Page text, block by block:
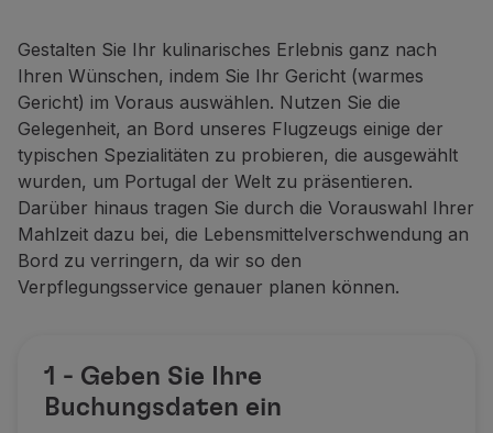
Gestalten Sie Ihr kulinarisches Erlebnis ganz nach
Ihren Wünschen, indem Sie Ihr Gericht (warmes
Gericht) im Voraus auswählen. Nutzen Sie die
Gelegenheit, an Bord unseres Flugzeugs einige der
typischen Spezialitäten zu probieren, die ausgewählt
wurden, um Portugal der Welt zu präsentieren.
Darüber hinaus tragen Sie durch die Vorauswahl Ihrer
Mahlzeit dazu bei, die Lebensmittelverschwendung an
Bord zu verringern, da wir so den
Verpflegungsservice genauer planen können.
1 - Geben Sie Ihre
Buchungsdaten ein